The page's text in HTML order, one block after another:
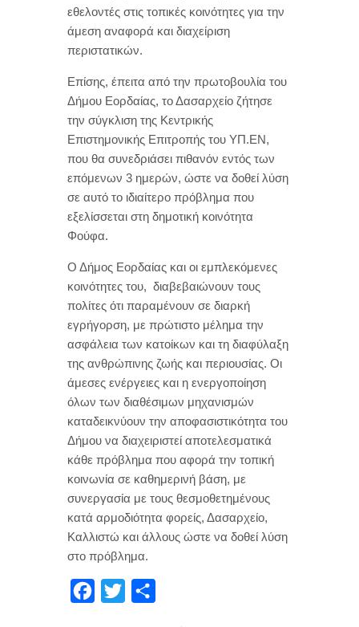
εθελοντές στις τοπικές κοινότητες για την
άμεση αναφορά και διαχείριση
περιστατικών.
Επίσης, έπειτα από την πρωτοβουλία του
Δήμου Εορδαίας, το Δασαρχείο ζήτησε
την σύγκλιση της Κεντρικής
Επιστημονικής Επιτροπής του ΥΠ.ΕΝ,
που θα συνεδριάσει πιθανόν εντός των
επόμενων 3 ημερών, ώστε να δοθεί λύση
σε αυτό το ιδιαίτερο πρόβλημα που
εξελίσσεται στη δημοτική κοινότητα
Φούφα.
Ο Δήμος Εορδαίας και οι εμπλεκόμενες
κοινότητες του, διαβεβαιώνουν τους
πολίτες ότι παραμένουν σε διαρκή
εγρήγορση, με πρώτιστο μέλημα την
ασφάλεια των κατοίκων και τη διαφύλαξη
της ανθρώπινης ζωής και περιουσίας. Οι
άμεσες ενέργειες και η ενεργοποίηση
όλων των διαθέσιμων μηχανισμών
καταδεικνύουν την αποφασιστικότητα του
Δήμου να διαχειριστεί αποτελεσματικά
κάθε πρόβλημα που αφορά την τοπική
κοινωνία σε καθημερινή βάση, με
συνεργασία με τους θεσμοθετημένους
κατά αρμοδιότητα φορείς, Δασαρχείο,
Καλλιστώ και άλλους ώστε να δοθεί λύση
στο πρόβλημα.